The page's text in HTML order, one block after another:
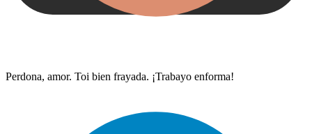
Perdona, amor. Toi bien frayada. ¡Trabayo enforma!